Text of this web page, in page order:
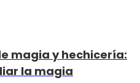
magia y hechicería:
la magia